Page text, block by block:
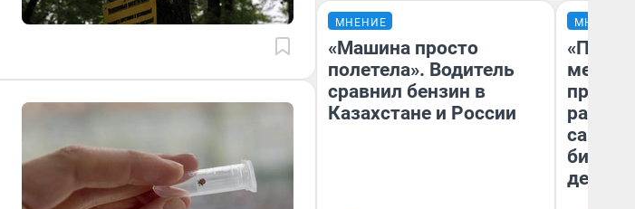
МНЕНИЕ
«Машина просто
полетела». Водитель
сравнил бензин в
Казахстане и России
МНЕНИЕ
самом